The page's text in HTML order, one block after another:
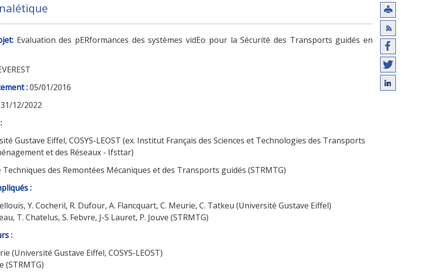
:Evaluation des pERformances des systèmes vidEo pour la Sécurité des Transports guidés en
:05/01/2016
12/2022
Gustave Eiffel, COSYS-LEOST (ex. Institut Français des Sciences et Technologies des Transports
et des Réseaux - Ifsttar)
Techniques des Remontées Mécaniques et des Transports guidés (STRMTG)
:
Y. Cocheril, R. Dufour, A. Flancquart, C. Meurie, C. Tatkeu (Université Gustave Eiffel)
T. Chatelus, S. Febvre, J-S Lauret, P. Jouve (STRMTG)
:
(Université Gustave Eiffel, COSYS-LEOST)
(STRMTG)